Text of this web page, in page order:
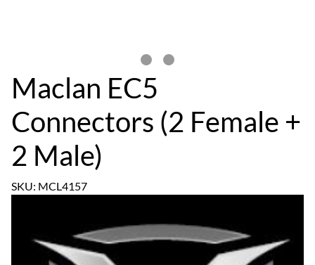
Maclan EC5
Connectors (2 Female +
2 Male)
SKU: MCL4157